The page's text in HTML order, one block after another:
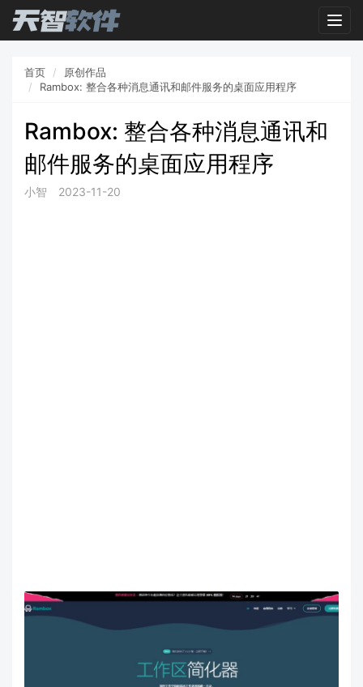
首页
原创作品
Rambox: 整合各种消息通讯和邮件服务的桌面应用程序
Rambox: 整合各种消息通讯和
邮件服务的桌面应用程序
小智 2023-11-20